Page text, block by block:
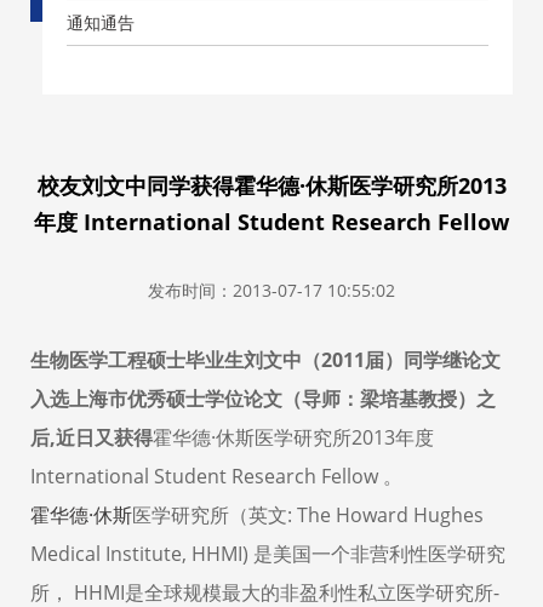
通知通告
校友刘文中同学获得霍华德·休斯医学研究所2013
年度 International Student Research Fellow
发布时间：2013-07-17 10:55:02
生物医学工程硕士毕业生刘文中（2011届）同学继论文
入选上海市优秀硕士学位论文（导师：梁培基教授）之
后,近日又获得霍华德·休斯医学研究所2013年度
International Student Research Fellow 。
霍华德·休斯医学研究所（英文: The Howard Hughes
Medical Institute, HHMI) 是美国一个非营利性医学研究
所， HHMI是全球规模最大的非盈利性私立医学研究所-